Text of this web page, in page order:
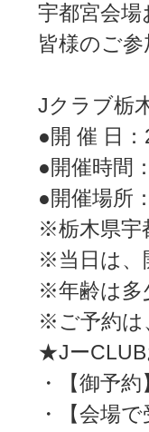
宇都宮会
皆様のご
Jクラブ栃
●開 催 日
●開催時間
●開催場所
※栃木県宇
※当日は、
※年齢は多
※ご予約は
★Jー
・【御予
・【会場